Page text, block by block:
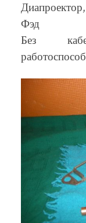
Фэд
Без